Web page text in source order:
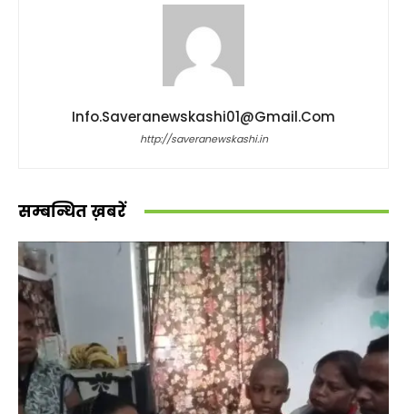
Info.saveranewskashi01@gmail.com
http://saveranewskashi.in
सम्बन्धित ख़बरें